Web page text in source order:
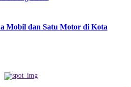
Mobil dan Satu Motor di Kota